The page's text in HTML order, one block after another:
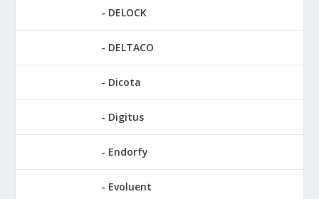
DELOCK
DELTACO
Dicota
Digitus
Endorfy
Evoluent